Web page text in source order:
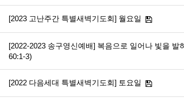
[2023 고난주간 특별새벽기도회] 월요일
[2022-2023 송구영신예배] 복음으로 일어나 빛을 발
60:1-3)
[2022 다음세대 특별새벽기도회] 토요일